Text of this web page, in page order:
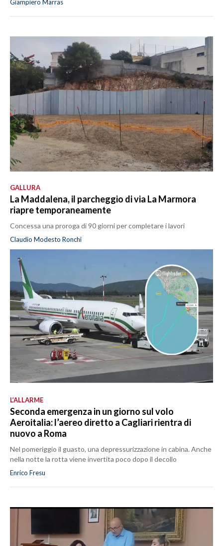
Giampiero Marras
GALLURA
La Maddalena, il parcheggio di via La Marmora
riapre temporaneamente
Concessa una proroga di 90 giorni per completare i lavori
Claudio Modesto Ronchi
L’ALLARME
Seconda emergenza in un giorno sul volo
Aeroitalia: l’aereo diretto a Cagliari rientra di
nuovo a Roma
Nel pomeriggio il guasto, una depressurizzazione in cabina. Anche
nella notte la rotta viene invertita poco dopo il decollo
Enrico Fresu